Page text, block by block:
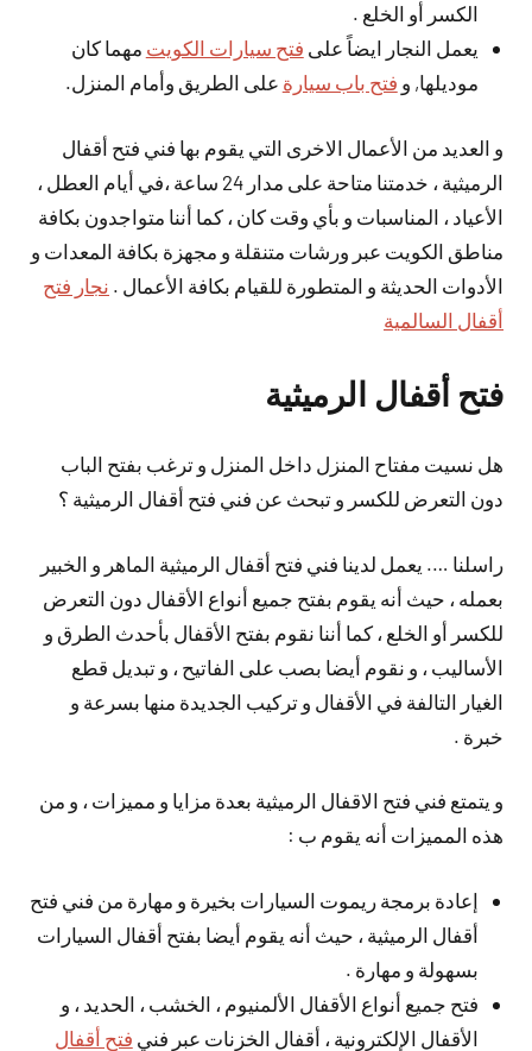
الكسر أو الخلع .
يعمل النجار ايضاً على فتح سيارات الكويت مهما كان
موديلها, و فتح باب سيارة على الطريق وأمام المنزل.
و العديد من الأعمال الاخرى التي يقوم بها فني فتح أقفال
الرميثية ، خدمتنا متاحة على مدار 24 ساعة ،في أيام العطل ،
الأعياد ، المناسبات و بأي وقت كان ، كما أننا متواجدون بكافة
مناطق الكويت عبر ورشات متنقلة و مجهزة بكافة المعدات و
الأدوات الحديثة و المتطورة للقيام بكافة الأعمال . نجار فتح
أقفال السالمية
فتح أقفال الرميثية
هل نسيت مفتاح المنزل داخل المنزل و ترغب بفتح الباب
دون التعرض للكسر و تبحث عن فني فتح أقفال الرميثية ؟
راسلنا …. يعمل لدينا فني فتح أقفال الرميثية الماهر و الخبير
بعمله ، حيث أنه يقوم بفتح جميع أنواع الأقفال دون التعرض
للكسر أو الخلع ، كما أننا نقوم بفتح الأقفال بأحدث الطرق و
الأساليب ، و نقوم أيضا بصب على الفاتيح ، و تبديل قطع
الغيار التالفة في الأقفال و تركيب الجديدة منها بسرعة و
خبرة .
و يتمتع فني فتح الاقفال الرميثية بعدة مزايا و مميزات ، و من
هذه المميزات أنه يقوم ب :
إعادة برمجة ريموت السيارات بخيرة و مهارة من فني فتح
أقفال الرميثية ، حيث أنه يقوم أيضا بفتح أقفال السيارات
بسهولة و مهارة .
فتح جميع أنواع الأقفال الألمنيوم ، الخشب ، الحديد ، و
الأقفال الإلكترونية ، أقفال الخزنات عبر فني فتح أقفال